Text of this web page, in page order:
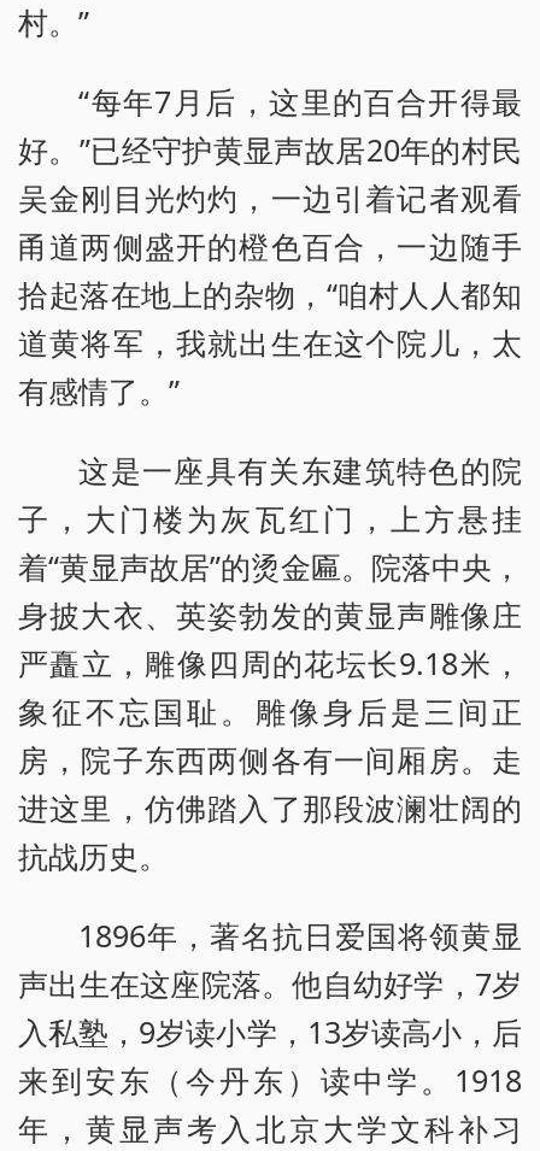
村。”
“每年7月后，这里的百合开得最
好。”已经守护黄显声故居20年的村民
吴金刚目光灼灼，一边引着记者观看
甬道两侧盛开的橙色百合，一边随手
拾起落在地上的杂物，“咱村人人都知
道黄将军，我就出生在这个院儿，太
有感情了。”
这是一座具有关东建筑特色的院
子，大门楼为灰瓦红门，上方悬挂
着“黄显声故居”的烫金匾。院落中央，
身披大衣、英姿勃发的黄显声雕像庄
严矗立，雕像四周的花坛长9.18米，
象征不忘国耻。雕像身后是三间正
房，院子东西两侧各有一间厢房。走
进这里，仿佛踏入了那段波澜壮阔的
抗战历史。
1896年，著名抗日爱国将领黄显
声出生在这座院落。他自幼好学，7岁
入私塾，9岁读小学，13岁读高小，后
来到安东（今丹东）读中学。1918
年，黄显声考入北京大学文科补习